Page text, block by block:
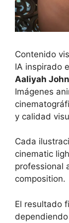
Contenido
IA inspirado
Aaliyah
Imágenes
y calidad
Cada
cinematic
professional
composition.
El resultado